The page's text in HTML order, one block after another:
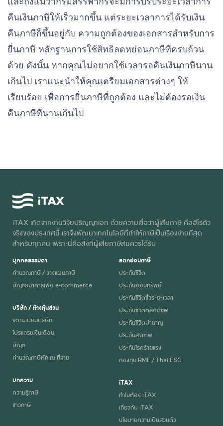
คืนเงินภาษีให้เร็วมากขึ้น แต่ระยะเวลาการได้รับเงิน
คืนภาษีก็ขึ้นอยู่กับ ความถูกต้องของเอกสารสำหรับการ
ยื่นภาษี หลักฐานการใช้สิทธิลดหย่อนภาษีที่ครบถ้วน
ด้วย ดังนั้น หากคุณไม่อยากใช้เวลารอคืนเงินภาษีนาน
เกินไป เราแนะนำให้คุณเตรียมเอกสารต่างๆ ให้
เรียบร้อย เพื่อการยื่นภาษีที่ถูกต้อง และไม่ต้องรอเงิน
คืนภาษีที่นานเกินไป
iTAX เกิดจากงานวิจัยปริญญาเอก ด้วยความเชื่อว่าผู้เสียภาษี คือฮีโร่ตัว
จริงของประเทศนี้ เราจึงพัฒนาเทคโนโลยีที่ทำให้ภาษีเป็นเรื่องง่ายที่สุด
สำหรับทุกคน เพราะนี่คือสิ่งที่ผู้เสียภาษีสมควรได้รับ
บุคคลธรรมดา
คำนวณภาษี / วางแผนภาษี
บัญชีธนาคารเพื่อ e-commerce
บริษัท / ห้างหุ้นส่วน
จดทะเบียนบริษัท
โปรแกรมเงินเดือน
บัญชี
คำนวณภาษีหัก ณ ที่จ่าย
บทความ
ความรู้ภาษี
ข่าวภาษี
ลดหย่อนภาษี
ประกันชีวิต
ประกันออมทรัพย์
ประกันชีวิตชั่วระยะเวลา
ประกันชีวิตตลอดชีพ
ประกันชีวิตบำนาญ
ประกันสุขภาพ
ประกันโรคร้ายแรง
กองทุน RMF / Thai ESG
iTAX
ทำไมต้อง iTAX
เกี่ยวกับ iTAX
นโยบายความเป็นส่วนตัว